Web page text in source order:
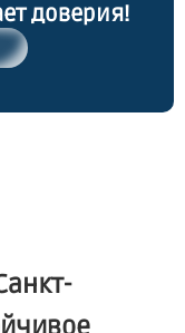
доверия!